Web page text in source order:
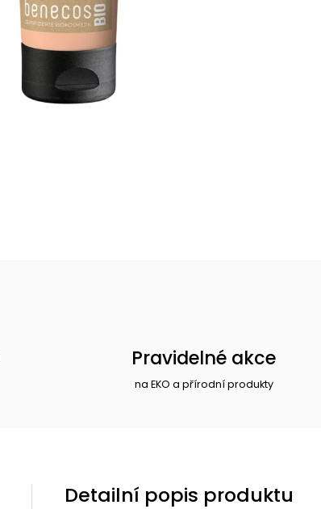
Pravidelné akce
na EKO a přírodní produkty
Detailní popis produktu